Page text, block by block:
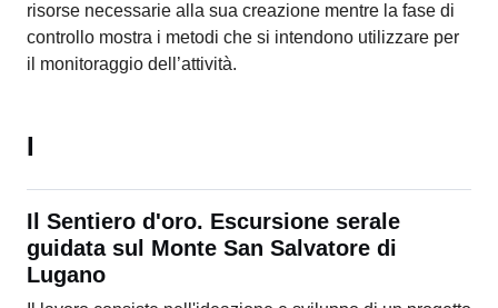
risorse necessarie alla sua creazione mentre la fase di
controllo mostra i metodi che si intendono utilizzare per
il monitoraggio dell’attività.
I
Il Sentiero d'oro. Escursione serale
guidata sul Monte San Salvatore di
Lugano